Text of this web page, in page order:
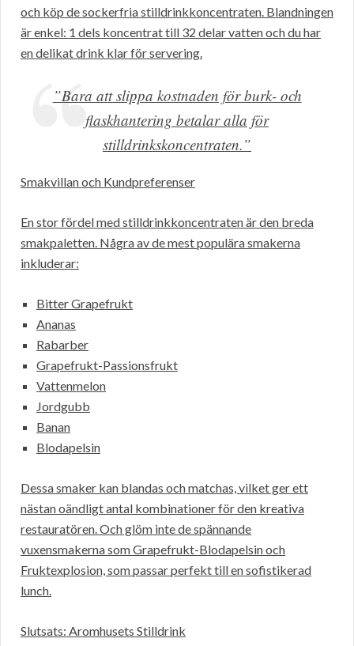
och köp de sockerfria stilldrinkkoncentraten. Blandningen
är enkel: 1 dels koncentrat till 32 delar vatten och du har
en delikat drink klar för servering.
”Bara att slippa kostnaden för burk- och
flaskhantering betalar alla för
stilldrinkskoncentraten.”
Smakvillan och Kundpreferenser
En stor fördel med stilldrinkkoncentraten är den breda
smakpaletten. Några av de mest populära smakerna
inkluderar:
Bitter Grapefrukt
Ananas
Rabarber
Grapefrukt-Passionsfrukt
Vattenmelon
Jordgubb
Banan
Blodapelsin
Dessa smaker kan blandas och matchas, vilket ger ett
nästan oändligt antal kombinationer för den kreativa
restauratören. Och glöm inte de spännande
vuxensmakerna som Grapefrukt-Blodapelsin och
Fruktexplosion, som passar perfekt till en sofistikerad
lunch.
Slutsats: Aromhusets Stilldrink